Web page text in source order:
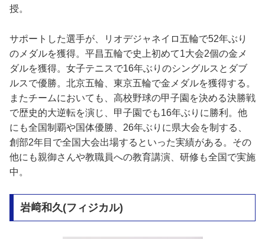
授。
サポートした選手が、リオデジャネイロ五輪で52年ぶり
のメダルを獲得。平昌五輪で史上初めて1大会2個の金メ
ダルを獲得。女子テニスで16年ぶりのシングルスとダブ
ルスで優勝。北京五輪、東京五輪で金メダルを獲得する。
またチームにおいても、高校野球の甲子園を決める決勝戦
で歴史的大逆転を演じ、甲子園でも16年ぶりに勝利。他
にも全国制覇や国体優勝、26年ぶりに県大会を制する、
創部2年目で全国大会出場するといった実績がある。 その
他にも親御さんや教職員への教育講演、研修も全国で実施
中。
岩﨑和久(フィジカル)